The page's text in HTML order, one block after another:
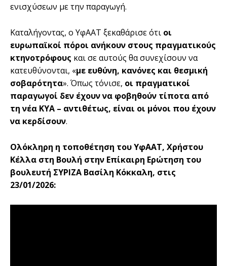
ενισχύσεων με την παραγωγή.
Καταλήγοντας, ο ΥφΑΑΤ ξεκαθάρισε ότι οι
ευρωπαϊκοί πόροι ανήκουν στους πραγματικούς
κτηνοτρόφους και σε αυτούς θα συνεχίσουν να
κατευθύνονται, «με ευθύνη, κανόνες και θεσμική
σοβαρότητα». Όπως τόνισε, οι πραγματικοί
παραγωγοί δεν έχουν να φοβηθούν τίποτα από
τη νέα ΚΥΑ – αντιθέτως, είναι οι μόνοι που έχουν
να κερδίσουν.
Ολόκληρη η τοποθέτηση του ΥφΑΑΤ, Χρήστου
Κέλλα στη Βουλή στην Eπίκαιρη Eρώτηση του
βουλευτή ΣΥΡΙΖΑ Βασίλη Κόκκαλη, στις
23/01/2026: